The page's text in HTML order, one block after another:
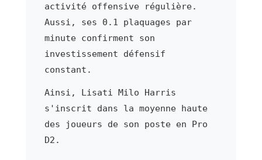
activité offensive régulière.
Aussi, ses 0.1 plaquages par
minute confirment son
investissement défensif
constant.
Ainsi, Lisati Milo Harris
s'inscrit dans la moyenne haute
des joueurs de son poste en Pro
D2.